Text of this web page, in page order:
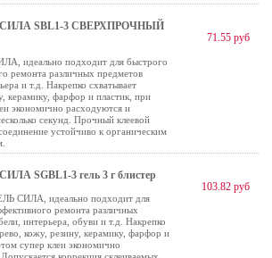
СИЛА SBL1-3 СВЕРХПРОЧНЫЙ
идеально подходит для быстрого
ремонта различных предметов
и т.д. Накрепко схватывает
керамику, фарфор и пластик, при
экономично расходуются и
секунд. Прочный клеевой
устойчиво к органическим
71.55 руб
SGBL1-3 гель 3 г блистер
СИЛА, идеально подходит для
ремонта различных
интерьера, обуви и т.д. Накрепко
кожу, резину, керамику, фарфор и
супер клеи экономично
103.82 руб